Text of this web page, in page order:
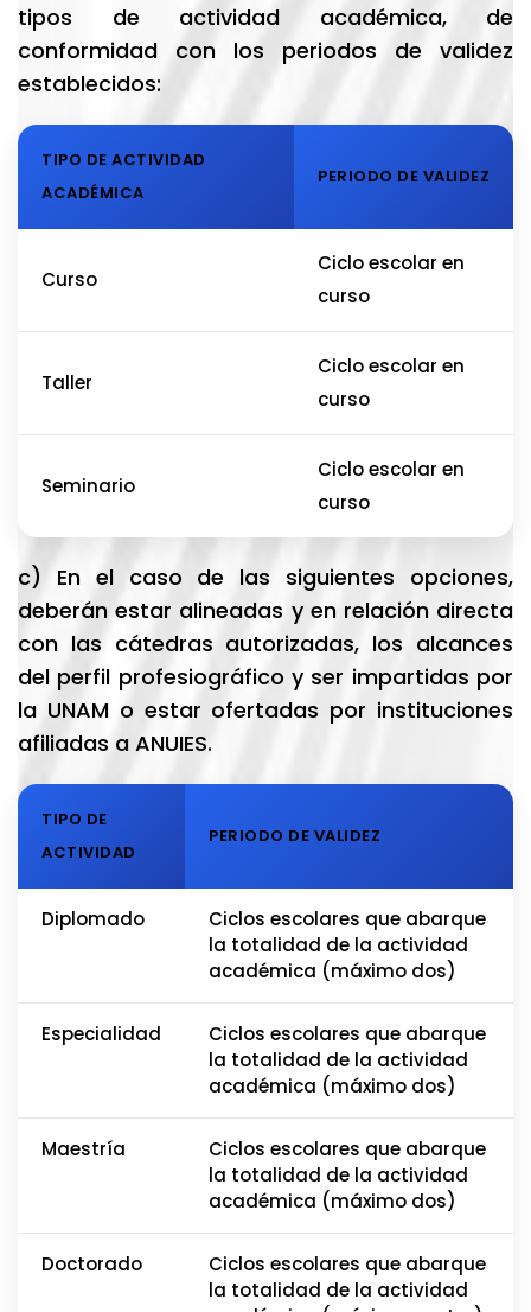
tipos de actividad académica, de
conformidad con los periodos de validez
establecidos:
TIPO DE ACTIVIDAD
ACADÉMICA
PERIODO DE VALIDEZ
Curso
Ciclo escolar en
curso
Taller
Ciclo escolar en
curso
Seminario
Ciclo escolar en
curso
c) En el caso de las siguientes opciones,
deberán estar alineadas y en relación directa
con las cátedras autorizadas, los alcances
del perfil profesiográfico y ser impartidas por
la UNAM o estar ofertadas por instituciones
afiliadas a ANUIES.
TIPO DE
ACTIVIDAD
PERIODO DE VALIDEZ
Diplomado
Ciclos escolares que abarque
la totalidad de la actividad
académica (máximo dos)
Especialidad
Ciclos escolares que abarque
la totalidad de la actividad
académica (máximo dos)
Maestría
Ciclos escolares que abarque
la totalidad de la actividad
académica (máximo dos)
Doctorado
Ciclos escolares que abarque
la totalidad de la actividad